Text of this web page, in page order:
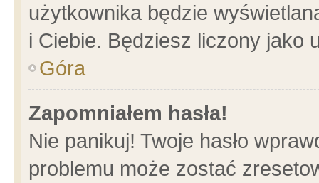
użytkownika będzie
i Ciebie. Będziesz liczony jako
Góra
Zapomniałem hasła!
Nie panikuj! Twoje hasło
problemu może zostać